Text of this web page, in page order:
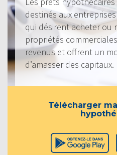
destinés aux
qui désirent acheter ou
propriétés
revenus et offrent un
d’amasser des capitaux.
Télécharger